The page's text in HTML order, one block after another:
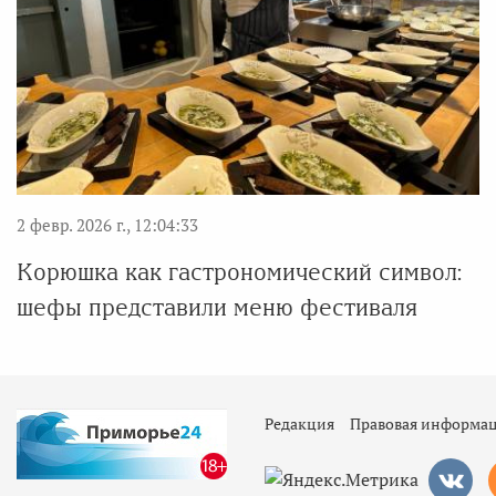
2 февр. 2026 г., 12:04:33
Корюшка как гастрономический символ:
шефы представили меню фестиваля
Редакция Правовая